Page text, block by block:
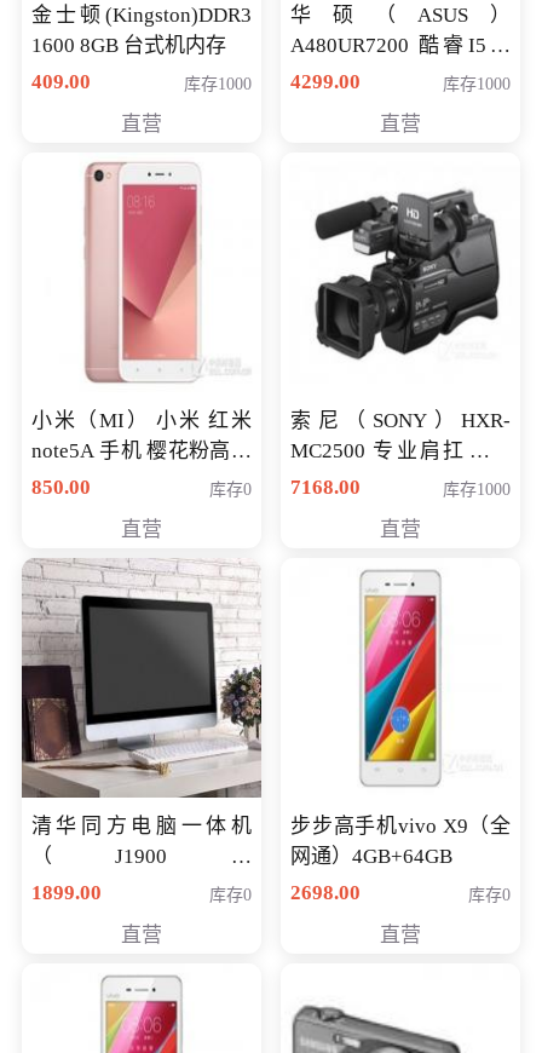
金士顿(Kingston)DDR3
1600 8GB 台式机内存
409.00
库存1000
直营
华硕（ASUS）
A480UR7200 酷睿I5超
薄学生办公游戏独显笔
NV930-2G独
4299.00 库存1000
直营
小米（MI） 小米 红米
note5A 手机 樱花粉高配
版 全网通(3G+32G)
850.00 库存0
直营
索尼（SONY）HXR-
MC2500 专业肩扛式存
储卡全高清摄录一体机
清入门级摄像机
7168.00 库存1000
直营
清华同方电脑一体机
（J1900四
核/4G/120G0.8CM厚度
1899.00 库存0
直营
步步高手机vivo X9（全
网通）4GB+64GB
2698.00
库存0
直营